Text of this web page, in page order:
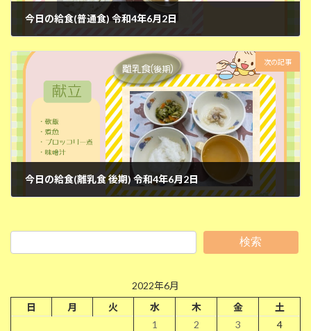
今日の給食(普通食) 令和4年6月2日
次の記事
今日の給食(離乳食 後期) 令和4年6月2日
検索
2022年6月
日
月 火 水 木 金
土
1
2 3
4